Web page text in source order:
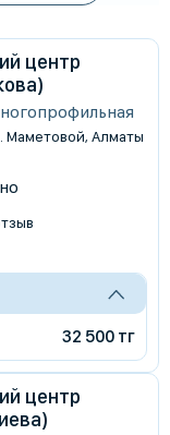
центр
Маметовой, Алматы
32 500 тг
центр